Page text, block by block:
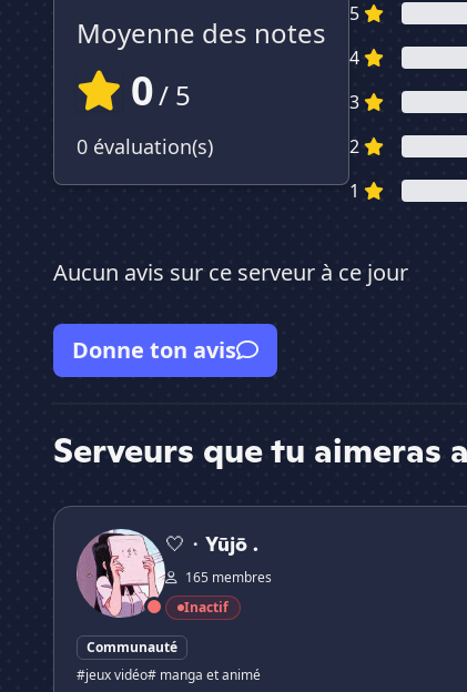
Moyenne des notes
0/ 5
0 évaluation(s)
5
4
3
2
1
Aucun avis sur ce serveur à ce jour
Donne ton avis
Serveurs que tu aimeras
🤍・Yūjō .
🤍・Yūjō .
165 membres
Inactif
Communauté
#jeux vidéo# manga et animé